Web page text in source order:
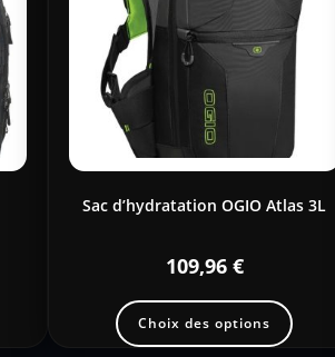
Sac d’hydratation OGIO Atlas 3L
109,96 €
Choix des options